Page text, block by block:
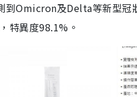
到Omicron及Delta等新型冠
特異度98.1%。